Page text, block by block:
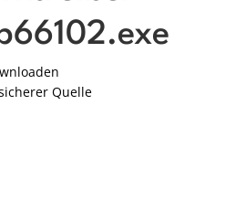
Quelle